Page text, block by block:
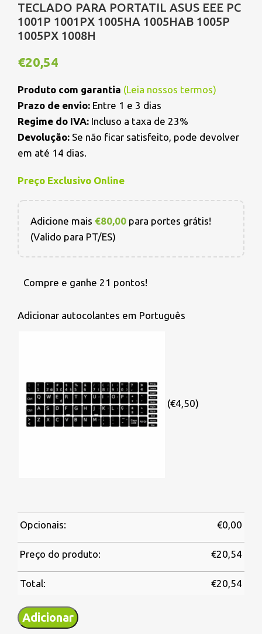
TECLADO PARA PORTATIL ASUS EEE PC
1001P 1001PX 1005HA 1005HAB 1005P
1005PX 1008H
€20,54
Produto com garantia (Leia nossos termos)
Prazo de envio: Entre 1 e 3 dias
Regime do IVA: Incluso a taxa de 23%
Devolução: Se não ficar satisfeito, pode devolver
em até 14 dias.
Preço Exclusivo Online
Adicione mais €80,00 para portes grátis!
(Valido para PT/ES)
Compre e ganhe 21 pontos!
Adicionar autocolantes em Português
(€4,50)
Opcionais: €0,00
Preço do produto: €20,54
Total: €20,54
Adicionar